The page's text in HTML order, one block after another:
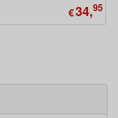
€34,95